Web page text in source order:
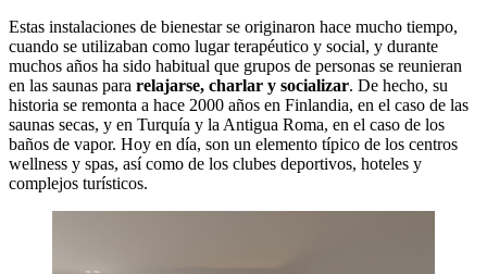
Estas instalaciones de bienestar se originaron hace mucho tiempo,
cuando se utilizaban como lugar terapéutico y social, y durante
muchos años ha sido habitual que grupos de personas se reunieran
en las saunas para relajarse, charlar y socializar. De hecho, su
historia se remonta a hace 2000 años en Finlandia, en el caso de las
saunas secas, y en Turquía y la Antigua Roma, en el caso de los
baños de vapor. Hoy en día, son un elemento típico de los centros
wellness y spas, así como de los clubes deportivos, hoteles y
complejos turísticos.